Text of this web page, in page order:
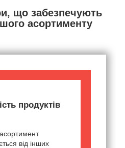
що забезпечують
асортименту
продуктів
від інших